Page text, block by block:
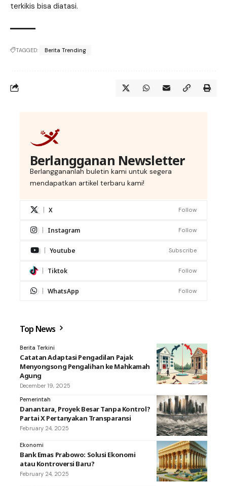
terkikis bisa diatasi.
TAGGED: Berita Trending
Berlangganan Newsletter
Berlanggananlah buletin kami untuk segera
mendapatkan artikel terbaru kami!
X Follow
Instagram Follow
Youtube Subscribe
Tiktok Follow
WhatsApp Follow
Top News
Berita Terkini
Catatan Adaptasi Pengadilan Pajak
Menyongsong Pengalihan ke Mahkamah
Agung
December 19, 2025
Pemerintah
Danantara, Proyek Besar Tanpa Kontrol?
Partai X Pertanyakan Transparansi
February 24, 2025
Ekonomi
Bank Emas Prabowo: Solusi Ekonomi
atau Kontroversi Baru?
February 24, 2025